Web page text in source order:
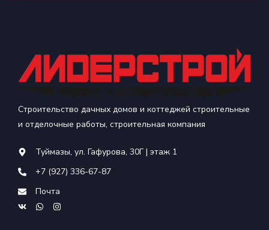
Строительство дачных домов и коттеджей строительные
и отделочные работы, строительная компания
Туймазы, ул. Гафурова, 30Г | этаж 1
+7 (927) 336-67-87
Почта